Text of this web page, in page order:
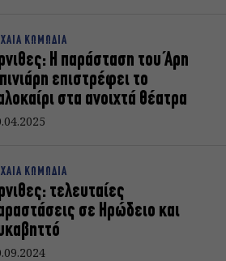
ΚΩΜΩΔΙΑ
Η παράσταση του Άρη
επιστρέφει το
στα ανοιχτά θέατρα
ΚΩΜΩΔΙΑ
τελευταίες
σε Ηρώδειο και